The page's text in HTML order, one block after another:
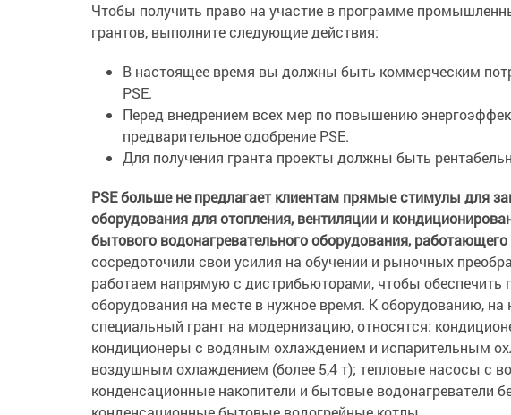
Чтобы получить право на участие в программе
грантов, выполните следующие действия:
В настоящее время вы должны быть коммерческим
PSE.
Перед внедрением всех мер по повышению
предварительное одобрение PSE.
Для получения гранта проекты должны быть
PSE больше не предлагает клиентам прямые стимулы для
оборудования для отопления, вентиляции и
бытового водонагревательного оборудования,
сосредоточили свои усилия на обучении и рыночных
работаем напрямую с дистрибьюторами, чтобы обеспечить
оборудования на месте в нужное время. К оборудованию, на
специальный грант на модернизацию, относятся:
кондиционеры с водяным охлаждением и испарительным
воздушным охлаждением (более 5,4 т); тепловые насосы с
конденсационные накопители и бытовые водонагреватели